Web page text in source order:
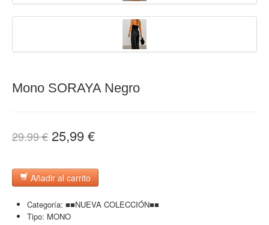
Mono SORAYA Negro
29.99 € 25,99 €
Añadir al carrito
Categoría: ■■NUEVA COLECCIÓN■■
Tipo: MONO